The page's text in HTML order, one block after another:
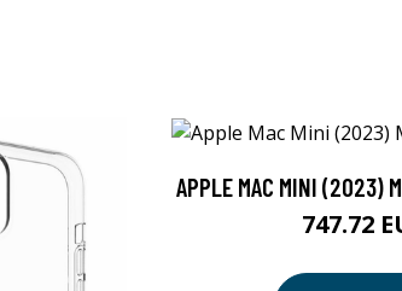
APPLE MAC MINI (2023)
747.72